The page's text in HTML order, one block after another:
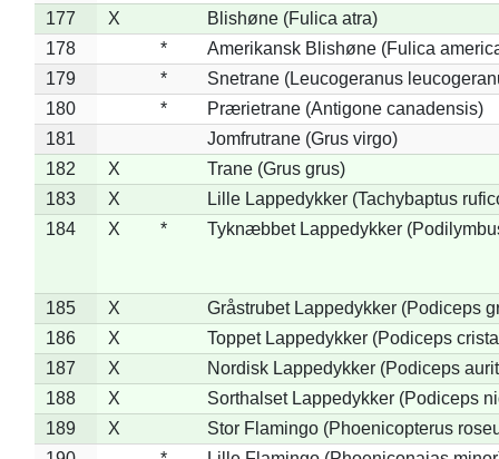
177
X
Blishøne (Fulica atra)
178
*
Amerikansk Blishøne (Fulica
179
*
Snetrane (Leucogeranus
180
*
Prærietrane (Antigone canadensis)
181
Jomfrutrane (Grus virgo)
182
X
Trane (Grus grus)
183
X
Lille Lappedykker (Tachybaptus
184
X * Tyknæbbet Lappedykker
185 X
Gråstrubet Lappedykker (Podiceps
186
X
Toppet Lappedykker (Podiceps
187
X
Nordisk Lappedykker (Podiceps
188
X
Sorthalset Lappedykker (Podiceps
189
X
Stor Flamingo (Phoenicopterus